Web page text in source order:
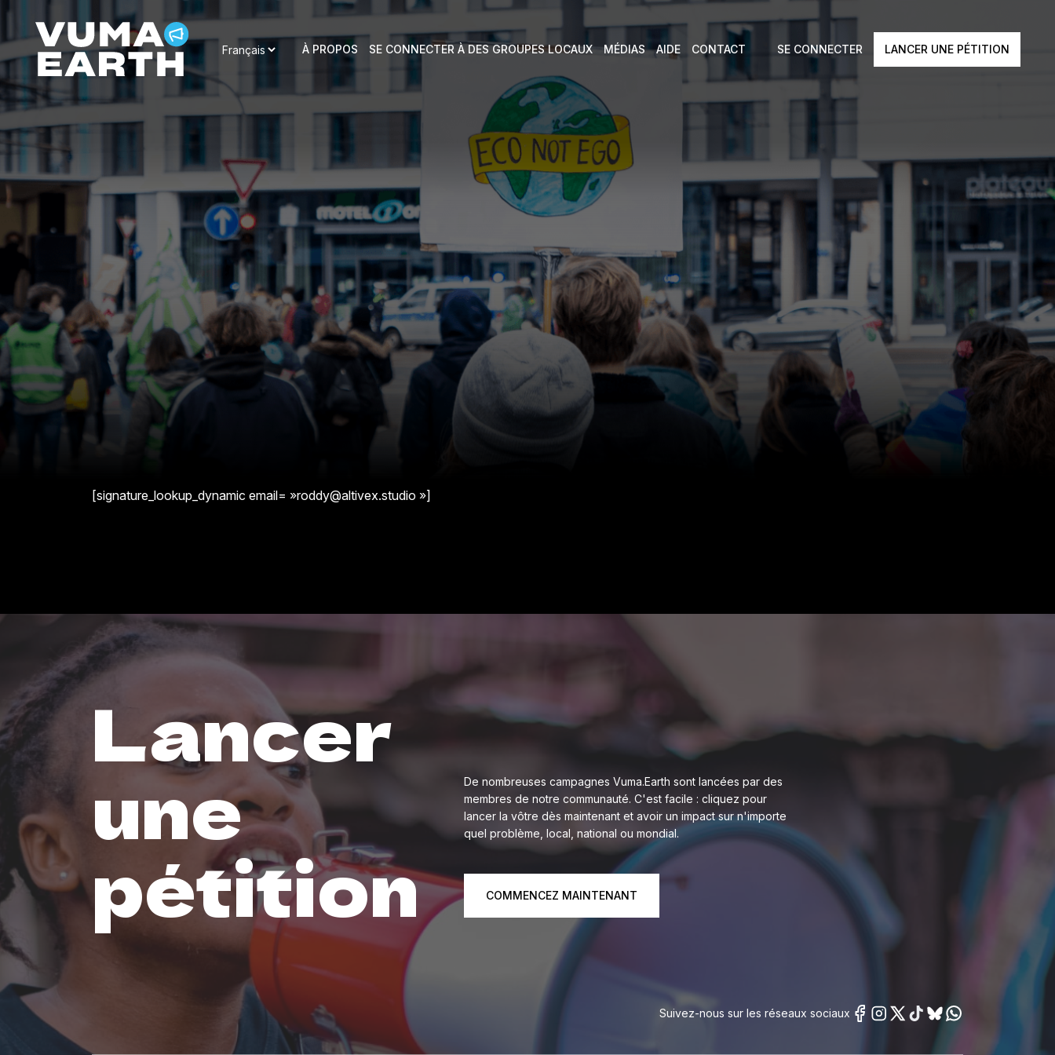
À PROPOS SE CONNECTER À DES GROUPES LOCAUX MÉDIAS AIDE CONTACT SE CONNECTER LANCER UNE PÉTITION
[signature_lookup_dynamic email= »roddy@altivex.studio »]
Lancer
une
pétition
De nombreuses campagnes Vuma.Earth sont lancées par des
membres de notre communauté. C'est facile : cliquez pour
lancer la vôtre dès maintenant et avoir un impact sur n'importe
quel problème, local, national ou mondial.
COMMENCEZ MAINTENANT
Suivez-nous sur les réseaux sociaux